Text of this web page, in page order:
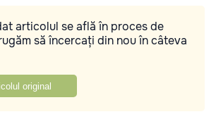
articolul se află în proces de
să încercați din nou în câteva
original